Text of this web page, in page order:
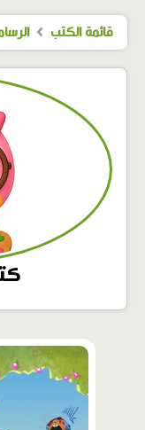
قائمة الكتب
محتوى
مميّز